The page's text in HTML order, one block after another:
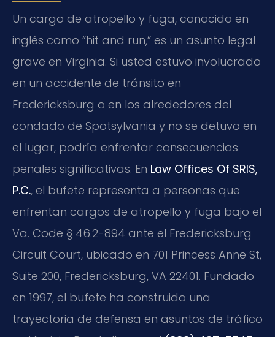
Un cargo de atropello y fuga, conocido en
inglés como “hit and run,” es un asunto legal
grave en Virginia. Si usted estuvo involucrado
en un accidente de tránsito en
Fredericksburg o en los alrededores del
condado de Spotsylvania y no se detuvo en
el lugar, podría enfrentar consecuencias
penales significativas. En Law Offices Of SRIS,
P.C., el bufete representa a personas que
enfrentan cargos de atropello y fuga bajo el
Va. Code § 46.2-894 ante el Fredericksburg
Circuit Court, ubicado en 701 Princess Anne St,
Suite 200, Fredericksburg, VA 22401. Fundado
en 1997, el bufete ha construido una
trayectoria de defensa en asuntos de tráfico